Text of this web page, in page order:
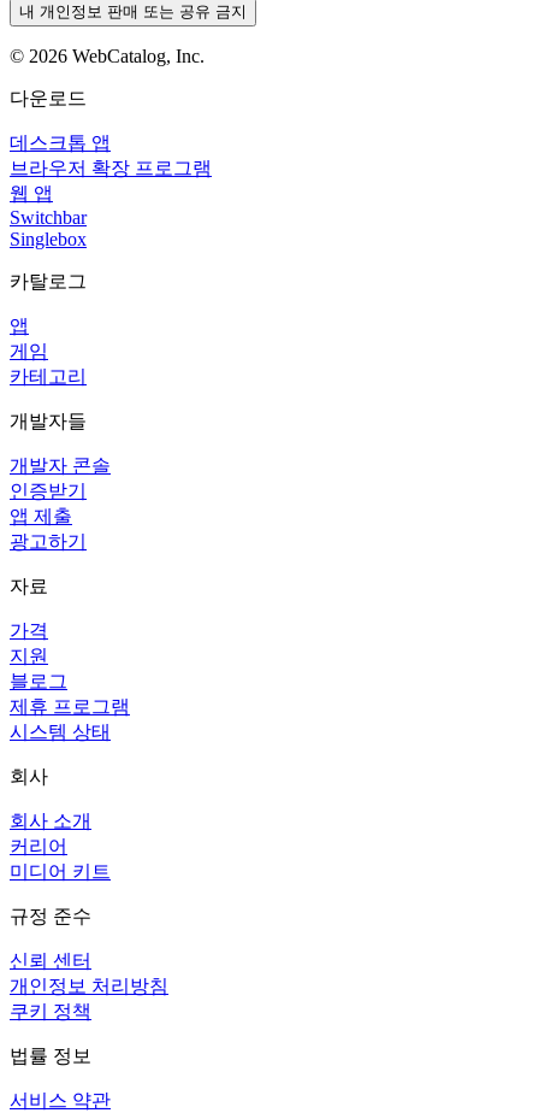
내 개인정보 판매 또는 공유 금지
© 2026 WebCatalog, Inc.
다운로드
데스크톱 앱
브라우저 확장 프로그램
웹 앱
Switchbar
Singlebox
카탈로그
앱
게임
카테고리
개발자들
개발자 콘솔
인증받기
앱 제출
광고하기
자료
가격
지원
블로그
제휴 프로그램
시스템 상태
회사
회사 소개
커리어
미디어 키트
규정 준수
신뢰 센터
개인정보 처리방침
쿠키 정책
법률 정보
서비스 약관